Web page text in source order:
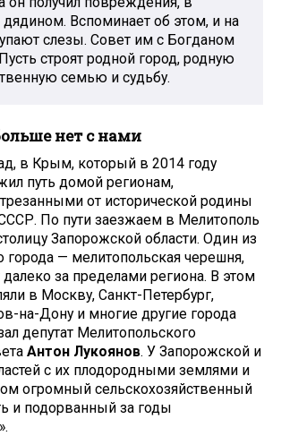
Вспоминает об этом, и на
слезы. Совет им с Богданом
строят родной город, родную
семью и судьбу.
нет с нами
в Крым, который в 2014 году
путь домой регионам,
от исторической родины
По пути заезжаем в Мелитополь
Запорожской области. Один из
города — мелитопольская черешня,
за пределами региона. В этом
в Москву, Санкт-Петербург,
на-Дону и многие другие города
депутат Мелитопольского
Антон Лукоянов. У Запорожской и
с их плодородными землями и
огромный сельскохозяйственный
и подорванный за годы